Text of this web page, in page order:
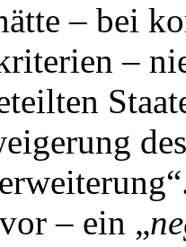
– bei
–
– ein „